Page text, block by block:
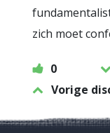
zich moet
0
Vorige